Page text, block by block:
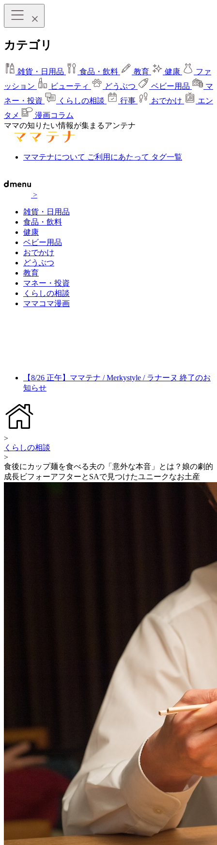
カテゴリ
雑貨・日用品 食品・飲料 教育 健康
ファ
ッション
ビューティ どうぶつ ベビー用品
マ
ネー・投資
くらしの相談 行事 おでかけ
エン
タメ
漫画コラム
ママの知りたい情報が集まるアンテナ
ママテナについて ご利用にあたって タグ一覧
>
雑貨・日用品
食品・飲料
健康
ベビー用品
おでかけ
どうぶつ
教育
マネー・投資
くらしの相談
ママコマ漫画
【8/26 正午】ママテナ / Merkystyle / ラナーヌ 終了のお
知らせ
>
くらしの相談
>
食後にカップ麺を食べる夫の「意外な本音」とは？娘の劇的
成長ビフォーアフターとSAで見つけたユニークなお土産